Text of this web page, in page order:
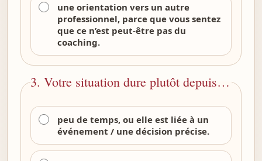
une orientation vers un autre
professionnel, parce que vous sentez
que ce n’est peut-être pas du
coaching.
3. Votre situation dure plutôt depuis…
peu de temps, ou elle est liée à un
événement / une décision précise.